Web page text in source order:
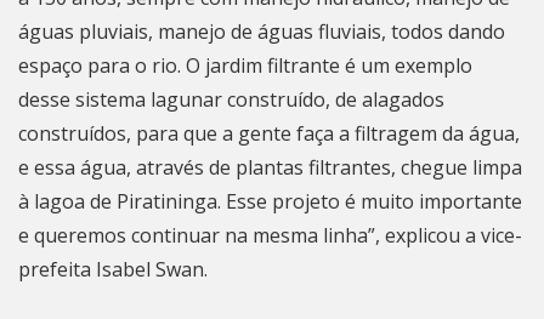
águas pluviais, manejo de águas fluviais, todos dando
espaço para o rio. O jardim filtrante é um exemplo
desse sistema lagunar construído, de alagados
construídos, para que a gente faça a filtragem da água,
e essa água, através de plantas filtrantes, chegue limpa
à lagoa de Piratininga. Esse projeto é muito importante
e queremos continuar na mesma linha”, explicou a vice-
prefeita Isabel Swan.